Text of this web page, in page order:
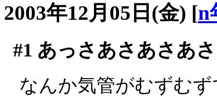
2003年12月05日(金) [n
#1 あっさあさあさあ
なんか気管がむずむ